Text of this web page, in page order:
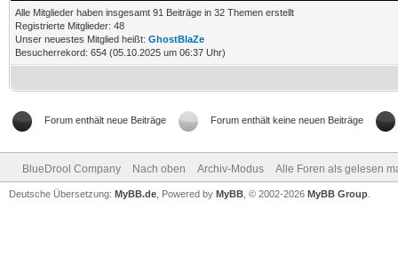
Alle Mitglieder haben insgesamt 91 Beiträge in 32 Themen erstellt
Registrierte Mitglieder: 48
Unser neuestes Mitglied heißt: GhostBlaZe
Besucherrekord: 654 (05.10.2025 um 06:37 Uhr)
Forum enthält neue Beiträge Forum enthält keine neuen Beiträge
BlueDrool Company Nach oben Archiv-Modus Alle Foren als gelesen
Deutsche Übersetzung: MyBB.de , Powered by MyBB , © 2002-2026 MyBB Group